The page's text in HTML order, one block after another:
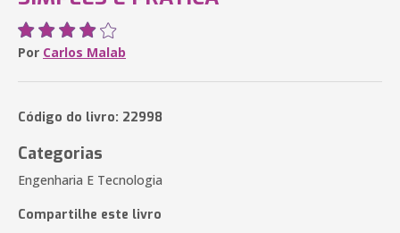
Por Carlos Malab
Código do livro: 22998
Categorias
Engenharia E Tecnologia
Compartilhe este livro